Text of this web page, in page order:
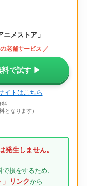
メストア」
老舗サービス ／
料で試す ▶
イトはこちら
料
となります）
発生しません。
損をするため、
」リンクから